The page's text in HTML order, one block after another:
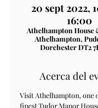
20 sept 2022,
16:00
Athelhampton House
Athelhampton,
Dorchester DT2
Acerca del
Visit Athelhampton, one
finest Tudor Manor